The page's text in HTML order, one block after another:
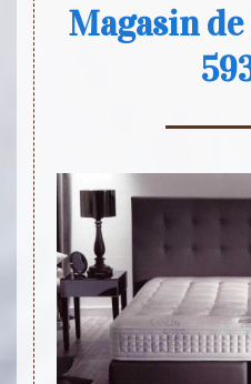
Magasin